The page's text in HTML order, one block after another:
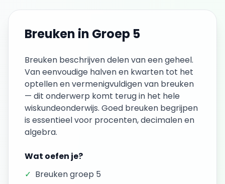
Breuken in Groep 5
Breuken beschrijven delen van een geheel.
Van eenvoudige halven en kwarten tot het
optellen en vermenigvuldigen van breuken
— dit onderwerp komt terug in het hele
wiskundeonderwijs. Goed breuken begrijpen
is essentieel voor procenten, decimalen en
algebra.
Wat oefen je?
✓ Breuken groep 5